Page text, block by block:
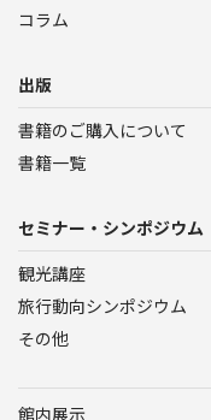
コラム
出版
書籍のご購入について
書籍一覧
セミナー・シンポジウム
観光講座
旅行動向シンポジウム
その他
館内展示